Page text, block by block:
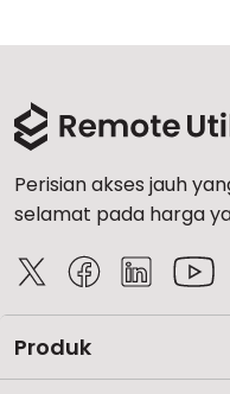
Perisian akses jauh
selamat pada harga
Produk